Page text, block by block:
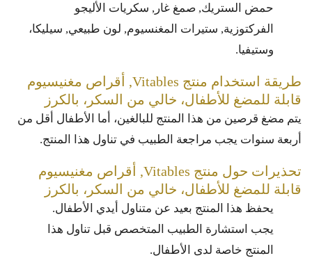
حمض الستريك, صمغ غار, سكريات الأليجو
الفركتوزية, ستيرات المغنسيوم, لون طبيعي, سيليكا،
وستيفيا.
طريقة استخدام منتج Vitables, أقراص مغنيسيوم
قابلة للمضغ للأطفال، خالي من السكر، بالكرز
يتم مضغ قرصين من هذا المنتج للبالغين، أما الأطفال أقل من
أربعة سنوات يجب مراجعة الطبيب في تناول هذا المنتج.
تحذيرات حول منتج Vitables, أقراص مغنيسيوم
قابلة للمضغ للأطفال، خالي من السكر، بالكرز
يحفظ هذا المنتج بعيد عن متناول أيدي الأطفال.
يجب استشارة الطبيب المتخصص قبل تناول هذا
المنتج خاصة لدى الأطفال.